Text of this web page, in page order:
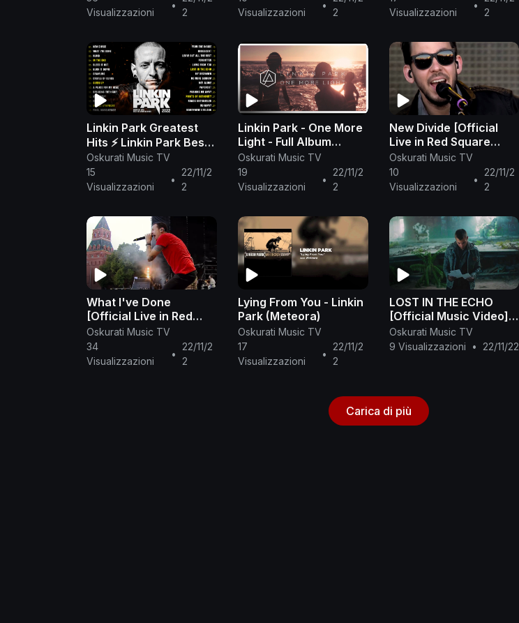
Visualizzazioni
•
2
Visualizzazioni
•
2
Visualizzazioni
•
2
Linkin Park Greatest
Hits ⚡ Linkin Park Best
Songs Ever ⚡ New
Divide ⚡ Numb ⚡ In The
Oskurati Music TV
15
Visualizzazioni
•
22/11/2
2
Linkin Park - One More
Light - Full Album
(2017)
Oskurati Music TV
19
Visualizzazioni
•
22/11/2
2
New Divide [Official
Live in Red Square
2011] - Linkin Park
Oskurati Music TV
10
Visualizzazioni
•
22/11/2
2
What I've Done
[Official Live in Red
Square 2011] - Linkin
Park
Oskurati Music TV
34
Visualizzazioni
•
22/11/2
2
Lying From You - Linkin
Park (Meteora)
Oskurati Music TV
17
Visualizzazioni
•
22/11/2
2
LOST IN THE ECHO
[Official Music Video] -
Linkin Park
Oskurati Music TV
9 Visualizzazioni
• 22/11/22
Carica di più